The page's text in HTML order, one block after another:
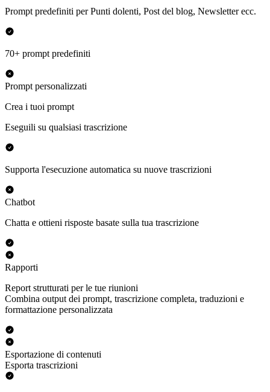
Prompt predefiniti per Punti dolenti, Post del blog, Newsletter ecc.
70+ prompt predefiniti
Prompt personalizzati
Crea i tuoi prompt
Eseguili su qualsiasi trascrizione
Supporta l'esecuzione automatica su nuove trascrizioni
Chatbot
Chatta e ottieni risposte basate sulla tua trascrizione
Rapporti
Report strutturati per le tue riunioni
Combina output dei prompt, trascrizione completa, traduzioni e
formattazione personalizzata
Esportazione di contenuti
Esporta trascrizioni